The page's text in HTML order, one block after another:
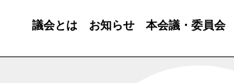
議会とは お知らせ 本会議・委員会